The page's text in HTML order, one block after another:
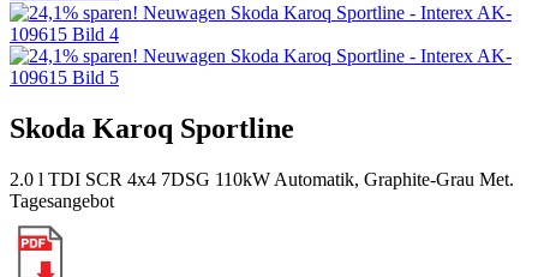
Skoda Karoq Sportline
2.0 l TDI SCR 4x4 7DSG 110kW Automatik, Graphite-Grau Met.
Tagesangebot